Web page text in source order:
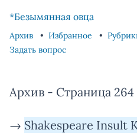
*Безымянная овца
Архив Избранное
Задать вопрос
Архив - Страница 264
→ Shakespeare Insult